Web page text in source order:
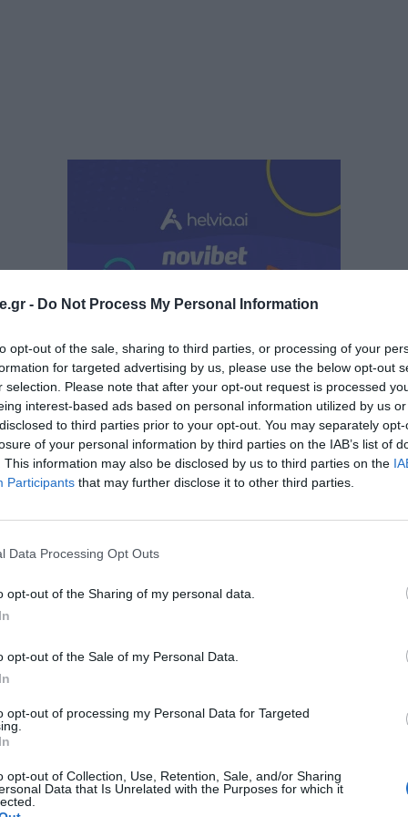
- Do Not Process My Personal Information
opt-out of the sale, sharing to third parties, or processing of your
for targeted advertising by us, please use the below opt-out
selection. Please note that after your opt-out request is processed
interest-based ads based on personal information utilized by us
to third parties prior to your opt-out. You may separately
of your personal information by third parties on the IAB’s list of
This information may also be disclosed by us to third parties on the
Participants that may further disclose it to other third parties.
Data Processing Opt Outs
opt-out of the Sharing of my personal data.
opt-out of the Sale of my Personal Data.
opt-out of processing my Personal Data for Targeted
opt-out of Collection, Use, Retention, Sale, and/or Sharing
Data that Is Unrelated with the Purposes for which it
υποστήριξη των πελατών της ανακοινώνοντας
μετασχηματίζει την εξυπηρέτηση πελατών
ορόσημο για την ελληνική τεχνολογική
γλώσσας και deep learning για να παρέχουν
τη δέσμευσή τους να παρέχουν στους
των διαδικασιών τους.
με τη Novibet και αποτελούμε μέρος του πρώτου
CTO της helvia.ai. “Η συνεργασία με
τεχνητής νοημοσύνης μας θα προσφέρουν
της Novibet ανέφερε σχετικά: “H πρόσφατη
μας γεμίζει χαρά και ευθύνη να συνεχίσουμε να
παράλληλα ό,τι έχει να μας προσφέρει η τεχνολογία
μας με την helvia.ai για ένα έργο με ουσιαστικό
νοημοσύνης, η ενσωμάτωση των βοηθών AI